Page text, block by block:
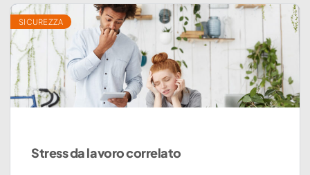
SICUREZZA
Stress da lavoro correlato